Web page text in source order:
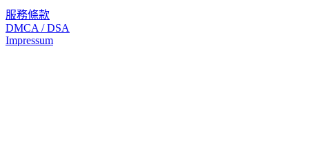
服務條款
DMCA / DSA
Impressum